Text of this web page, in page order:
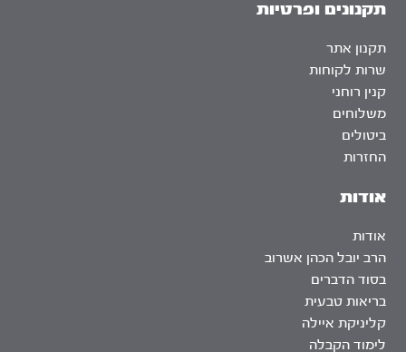
אודות
אודות
הרב יובל הכהן אשרוב
בסוד הדברים
בריאות טבעית
קליניקת איילה
לימוד הקבלה
תקנונים ופרטיות
תקנון אתר
שרות לקוחות
קנין רוחני
משלוחים
ביטולים
החזרות